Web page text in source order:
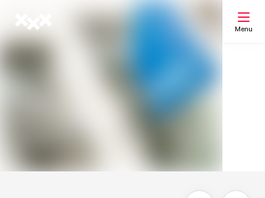
Menu